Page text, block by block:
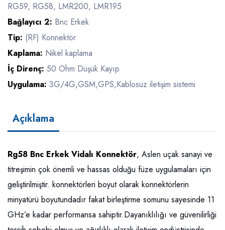
RG59, RG58, LMR200, LMR195
Bağlayıcı 2: Bnc Erkek
Tip: (RF) Konnektör
Kaplama: Nikel kaplama
İç Direnç: 50 Ohm Düşük Kayıp
Uygulama: 3G/4G,GSM,GPS,Kablosuz iletişim sistemi
Açıklama
Rg58 Bnc Erkek Vidalı Konnektör, Aslen uçak sanayi ve
titreşimin çok önemli ve hassas olduğu füze uygulamaları için
geliştirilmiştir. konnektörleri boyut olarak konnektörlerin
minyatürü boyutundadır fakat birleştirme somunu sayesinde 11
GHz’e kadar performansa sahiptir.Dayanıklılığı ve güvenilirliği